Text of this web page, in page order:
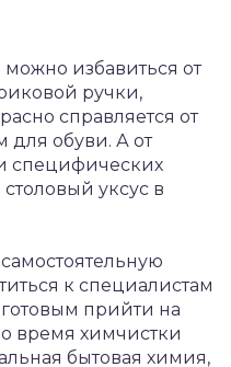
избавиться от
ручки,
справляется от
для обуви. А от
специфических
уксус в
к специалистам
прийти на
время химчистки
бытовая химия,